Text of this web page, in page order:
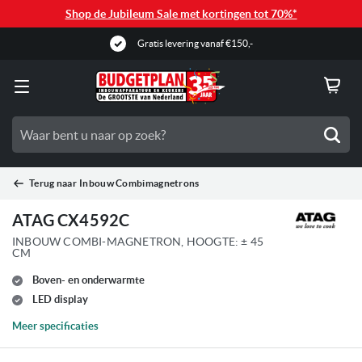
Shop de Jubileum Sale met kortingen tot 70%*
Terug naar Inbouw Combimagnetrons
ATAG CX4592C
INBOUW COMBI-MAGNETRON, HOOGTE: ± 45
CM
Boven- en onderwarmte
LED display
Meer specificaties